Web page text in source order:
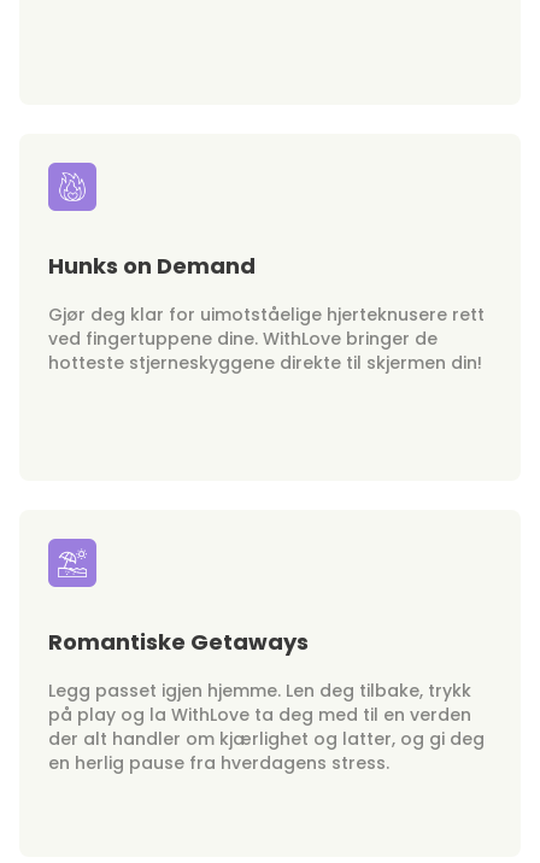
Hunks on Demand
Gjør deg klar for uimotståelige hjerteknusere rett
ved fingertuppene dine. WithLove bringer de
hotteste stjerneskyggene direkte til skjermen din!
Romantiske Getaways
Legg passet igjen hjemme. Len deg tilbake, trykk
på play og la WithLove ta deg med til en verden
der alt handler om kjærlighet og latter, og gi deg
en herlig pause fra hverdagens stress.